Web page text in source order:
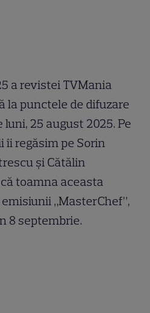
a revistei TVMania
la punctele de difuzare
25 august 2025. Pe
îi regăsim pe Sorin
și Cătălin
toamna aceasta
„MasterChef”,
8 septembrie.